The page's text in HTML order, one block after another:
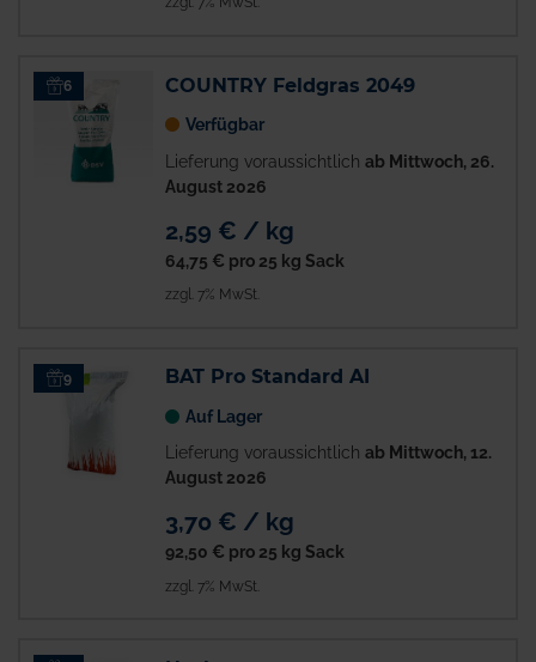
6 COUNTRY Feldgras 2049
Verfügbar
Lieferung voraussichtlich ab Mittwoch, 26.
August 2026
2,59 € / kg
64,75 € pro 25 kg Sack
zzgl. 7% MwSt.
9 BAT Pro Standard AI
Auf Lager
Lieferung voraussichtlich ab Mittwoch, 12.
August 2026
3,70 € / kg
92,50 € pro 25 kg Sack
zzgl. 7% MwSt.